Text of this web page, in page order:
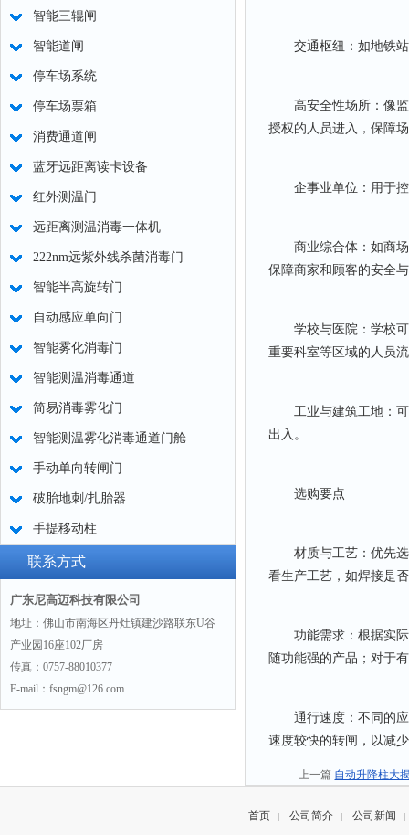
智能三辊闸
智能道闸
停车场系统
停车场票箱
消费通道闸
蓝牙远距离读卡设备
红外测温门
远距离测温消毒一体机
222nm远紫外线杀菌消毒门
智能半高旋转门
自动感应单向门
智能雾化消毒门
智能测温消毒通道
简易消毒雾化门
智能测温雾化消毒通道门舱
手动单向转闸门
破胎地刺/扎胎器
手提移动柱
联系方式
广东尼高迈科技有限公司
地址：佛山市南海区丹灶镇建沙路联东U谷
产业园16座102厂房
传真：0757-88010377
E-mail：fsngm@126.com
交通枢纽：如地铁站
高安全性场所：像监
授权的人员进入，保障
企事业单位：用于控
商业综合体：如商场
保障商家和顾客的安全
学校与医院：学校可
重要科室等区域的人员
工业与建筑工地：可
出入。
选购要点
材质与工艺：优先选
看生产工艺，如焊接是
功能需求：根据实际
随功能强的产品；对于
通行速度：不同的应
速度较快的转闸，以减
上一篇 自动升降柱大
首页 | 公司简介 | 公司新闻 |